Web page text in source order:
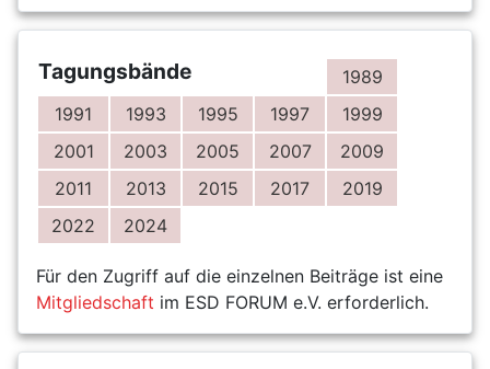
Tagungsbände
1989
1991
1993 1995 1997
1999
2001
2003 2005 2007
2009
2011
2013 2015 2017
2019
2022
2024
Für den Zugriff auf die einzelnen Beiträge ist eine
Mitgliedschaft im ESD FORUM e.V. erforderlich.